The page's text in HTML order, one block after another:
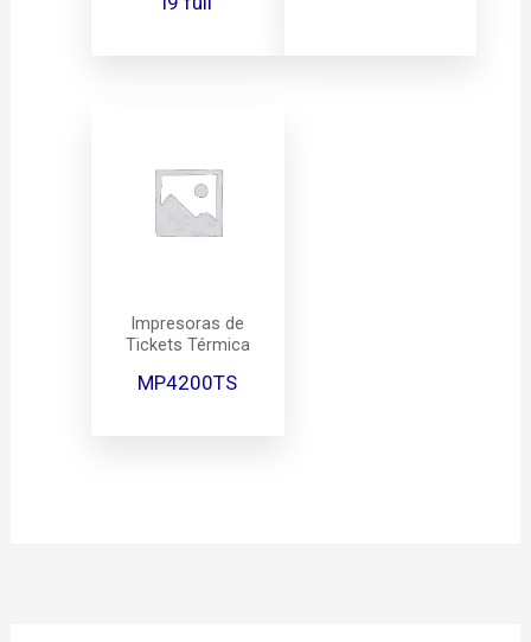
Impresoras de
Tickets Térmica
MP4200TS